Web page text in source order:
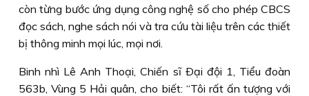
còn từng bước ứng dụng công nghệ số cho phép CBCS
đọc sách, nghe sách nói và tra cứu tài liệu trên các thiết
bị thông minh mọi lúc, mọi nơi.
Binh nhì Lê Anh Thoại, Chiến sĩ Ðại đội 1, Tiểu đoàn
563b, Vùng 5 Hải quân, cho biết: “Tôi rất ấn tượng với